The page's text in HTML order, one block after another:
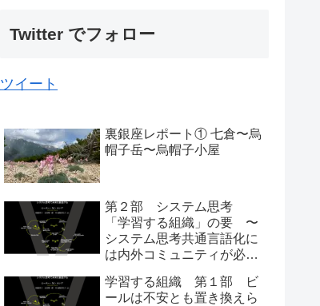
Twitter でフォロー
ツイート
裏銀座レポート① 七倉〜烏
帽子岳〜烏帽子小屋
第２部 システム思考
「学習する組織」の要 〜
システム思考共通言語化に
は内外コミュニティが必
学習する組織 第１部 ビ
ールは不安とも置き換えら